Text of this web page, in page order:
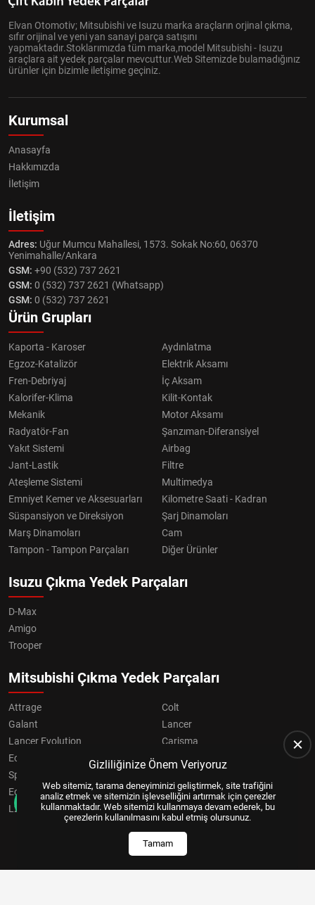
Elvan Otomotiv; Mitsubishi ve Isuzu marka araçların orjinal çıkma,
sıfır orijinal ve yeni yan sanayi parça satışını
yapmaktadır.Stoklarımızda tüm marka,model Mitsubishi - Isuzu
araçlara ait yedek parçalar mevcuttur.Web Sitemizde bulamadığınız
ürünler için bizimle iletişime geçiniz.
Kurumsal
Anasayfa
Hakkımızda
İletişim
İletişim
Adres: Uğur Mumcu Mahallesi, 1573. Sokak No:60, 06370
Yenimahalle/Ankara
GSM: +90 (532) 737 2621
GSM: 0 (532) 737 2621 (Whatsapp)
GSM: 0 (532) 737 2621
Ürün Grupları
Kaporta - Karoser
Aydınlatma
Egzoz-Katalizör
Elektrik Aksamı
Fren-Debriyaj
İç Aksam
Kalorifer-Klima
Kilit-Kontak
Mekanik
Motor Aksamı
Radyatör-Fan
Şanzıman-Diferansiyel
Yakıt Sistemi
Airbag
Jant-Lastik
Filtre
Ateşleme Sistemi
Multimedya
Emniyet Kemer ve Aksesuarları
Kilometre Saati - Kadran
Süspansiyon ve Direksiyon
Şarj Dinamoları
Marş Dinamoları
Cam
Tampon - Tampon Parçaları
Diğer Ürünler
Isuzu Çıkma Yedek Parçaları
D-Max
Amigo
Trooper
Mitsubishi Çıkma Yedek Parçaları
Attrage
Colt
Galant
Lancer
Lancer Evolution
Carisma
Eclipse
Grandis
Space Star
Eclipse Cross
OUTLANDER
L200
Pajero
Gizliliğinize Önem Veriyoruz
Web sitemiz, tarama deneyiminizi geliştirmek, site trafiğini
analiz etmek ve sitemizin işlevselliğini artırmak için çerezler
kullanmaktadır. Web sitemizi kullanmaya devam ederek, bu
çerezlerin kullanılmasını kabul etmiş olursunuz.
Tamam